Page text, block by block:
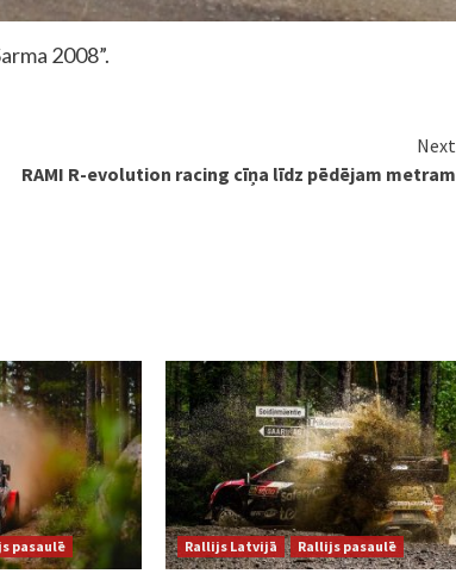
2008”.
Next
RAMI R-evolution racing cīņa līdz pēdējam metram
pasaulē Rallijs Latvijā Rallijs pasaulē